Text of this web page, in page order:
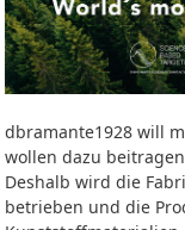
dbramante1928 will
wollen dazu
Deshalb wird die
betrieben und die